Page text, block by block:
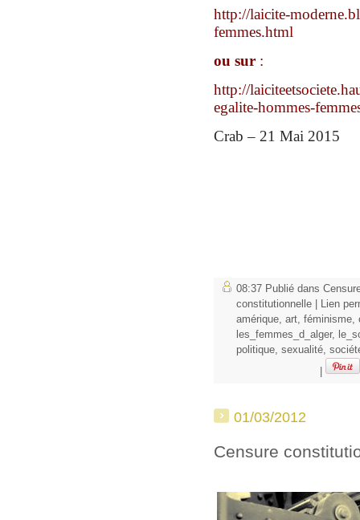
http://laicite-
femmes.html
ou sur :
http://
egalite-hommes-
Crab – 21 Mai 2015
08:37 Publié dans
constitutionnelle
Lien
amérique, art, féminisme,
les_femmes_d_alger,
politique, sexualité,
01/03/2012
Censure